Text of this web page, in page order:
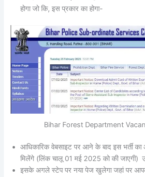
होगा जो कि, इस प्रकार का होगा-
Bihar Forest Department
आधिकारिक वेबसाइट पर आने के बाद इस भर्ती
मिलेंगे (लिंक चालू 01 मई 2025 को की जाएगी)
इसके अगले स्टेप पर नया पेज खुलेगा जहां पर